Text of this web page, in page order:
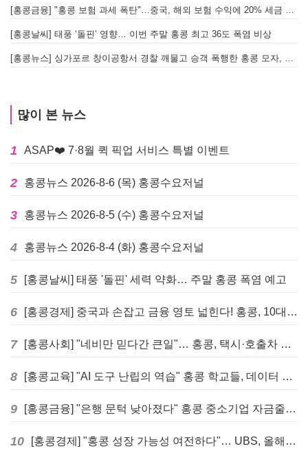
[홍콩금융] "홍콩 보험 과세 폭탄"…중국, 해외 보험 수익에 20% 세금 부과로 관련주 급락
[홍콩날씨] 태풍 ‘돌핀’ 영향… 이번 주말 홍콩 최고 36도 폭염 비상
[홍콩뉴스] 싱가포르 창이공항서 경찰 깨물고 승객 폭행한 홍콩 모자, 결국 감옥행
많이 본 뉴스
1 ASAP❤️ 7·8월 퀵 픽업 서비스 특별 이벤트
2 홍콩뉴스 2026-8-6 (목) 홍콩수요저널
3 홍콩뉴스 2026-8-5 (수) 홍콩수요저널
4 홍콩뉴스 2026-8-4 (화) 홍콩수요저널
5 [홍콩날씨] 태풍 '돌핀' 세력 약화… 주말 홍콩 폭염 예고
6 [홍콩경제] 중국과 손잡고 금융 영토 넓힌다! 홍콩, 10대 신규 정책 발표
7 [홍콩사회] "네비만 믿다간 큰일"… 홍콩, 택시·호출차 통합 시험 도입하며 규제 본격화
8 [홍콩교육] "AI 도구 난립의 역습" 홍콩 학교들, 데이터 고립에 교육 효과 평가 비상
9 [홍콩금융] "은행 문턱 낮아졌다" 홍콩 중소기업 자금줄 숨통 트이나… HKMA "2분기 신용 조건 안정적"
10 [홍콩경제] "홍콩 성장 가능성 여전하다"… UBS, 올해 홍콩 GDP 성장률 전망치 4.5%로 대폭 상향